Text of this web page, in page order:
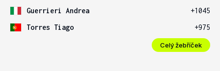
Guerrieri Andrea
+1045
Torres Tiago
+975
Celý žebříček